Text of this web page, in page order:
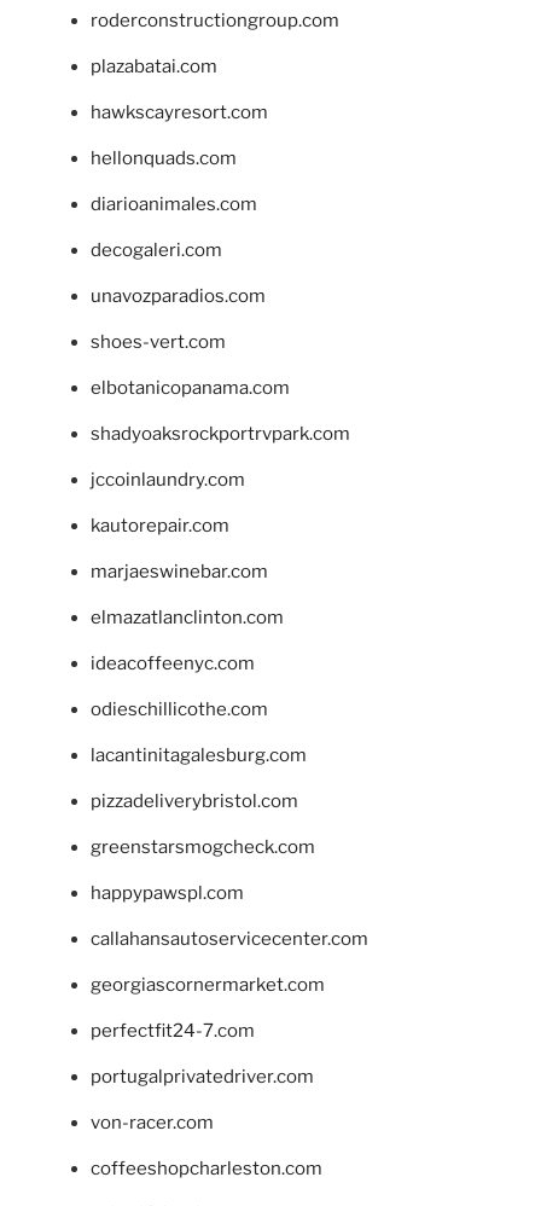
roderconstructiongroup.com
plazabatai.com
hawkscayresort.com
hellonquads.com
diarioanimales.com
decogaleri.com
unavozparadios.com
shoes-vert.com
elbotanicopanama.com
shadyoaksrockportrvpark.com
jccoinlaundry.com
kautorepair.com
marjaeswinebar.com
elmazatlanclinton.com
ideacoffeenyc.com
odieschillicothe.com
lacantinitagalesburg.com
pizzadeliverybristol.com
greenstarsmogcheck.com
happypawspl.com
callahansautoservicecenter.com
georgiascornermarket.com
perfectfit24-7.com
portugalprivatedriver.com
von-racer.com
coffeeshopcharleston.com